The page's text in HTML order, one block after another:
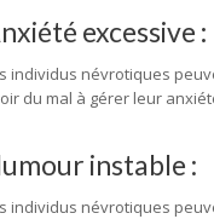
excessive :
individus névrotiques
du mal à gérer leur
instable :
individus névrotiques